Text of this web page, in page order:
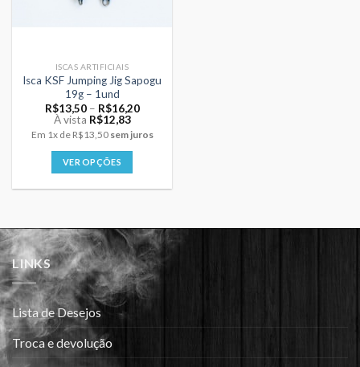
ISCAS ARTIFICIAIS
Isca KSF Jumping Jig Sapogu
19g – 1und
R$13,50 – R$16,20Price
through
À vista R$12,83
Em 1xde R$13,50 sem juros
VER OPÇÕES
várias
variantes.
As
opções
podem
ser
escolhidas
na
LINKS
Lista de Desejos
Troca e devolução